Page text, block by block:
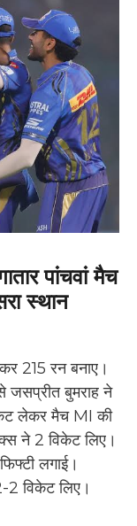
पांचवां मैच
स्थान
215 रन बनाए।
जसप्रीत बुमराह ने
लेकर मैच MI की
ने 2 विकेट लिए।
लगाई।
विकेट लिए।